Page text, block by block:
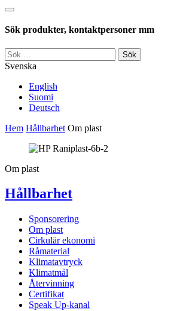
Sök
Sök produkter, kontaktpersoner mm
Sök
efter:
Svenska
English
Suomi
Deutsch
Hem Hållbarhet Om plast
Om plast
Hållbarhet
Sponsorering
Om plast
Cirkulär ekonomi
Råmaterial
Klimatavtryck
Klimatmål
Återvinning
Certifikat
Speak Up-kanal